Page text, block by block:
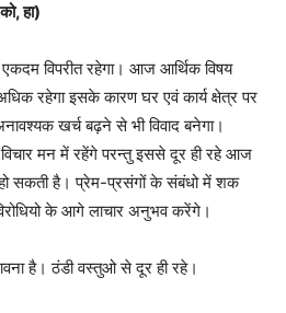
हा)
विपरीत रहेगा। आज आर्थिक विषय
अधिक रहेगा इसके कारण घर एवं कार्य क्षेत्र पर
खर्च बढ़ने से भी विवाद बनेगा।
मन में रहेंगे परन्तु इससे दूर ही रहे आज
हो सकती है। प्रेम-प्रसंगों के संबंधो में शक
के आगे लाचार अनुभव करेंगे।
है। ठंडी वस्तुओ से दूर ही रहे।